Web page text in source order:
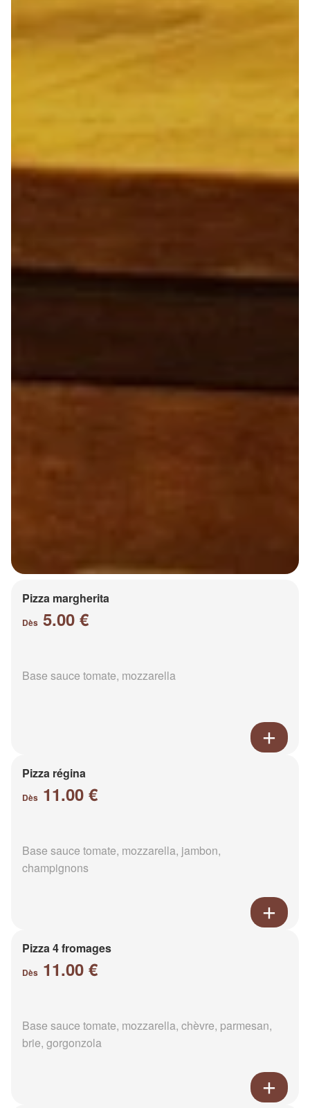
Pizza margherita
Dès 5.00 €
Base sauce tomate, mozzarella
Pizza régina
Dès 11.00 €
Base sauce tomate, mozzarella, jambon,
champignons
Pizza 4 fromages
Dès 11.00 €
Base sauce tomate, mozzarella, chèvre, parmesan,
brie, gorgonzola